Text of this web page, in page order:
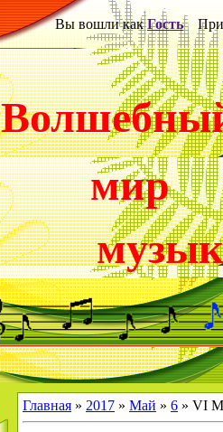
Вы вошли как Гость
мир
Главная » 2017 » Май » 6 » VI